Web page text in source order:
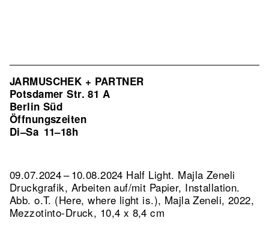
JARMUSCHEK + PARTNER
Potsdamer Str. 81 A
Berlin Süd
Öffnungszeiten
Di–Sa 11–18h
09.07.2024 – 10.08.2024 Half Light. Majla Zeneli
Druckgrafik, Arbeiten auf/mit Papier, Installation.
Abb. o.T. (Here, where light is.), Majla Zeneli, 2022,
Mezzotinto-Druck, 10,4 x 8,4 cm